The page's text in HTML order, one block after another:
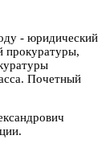
- юридический
прокуратуры,
Почетный